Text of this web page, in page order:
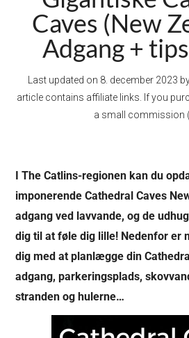
Caves (New
Adgang +
Last updated on 8. december 2023
article contains affiliate links. If you
a small commission (
I The Catlins-regionen kan du
imponerende Cathedral Caves
adgang ved lavvande, og de
dig til at føle dig lille! Nedenfor er
dig med at planlægge din
adgang, parkeringsplads,
stranden og hulerne…